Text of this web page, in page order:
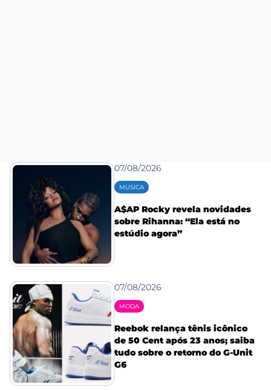
07/08/2026
MÚSICA
A$AP Rocky revela novidades
sobre Rihanna: “Ela está no
estúdio agora”
07/08/2026
MODA
Reebok relança tênis icônico
de 50 Cent após 23 anos; saiba
tudo sobre o retorno do G-Unit
G6